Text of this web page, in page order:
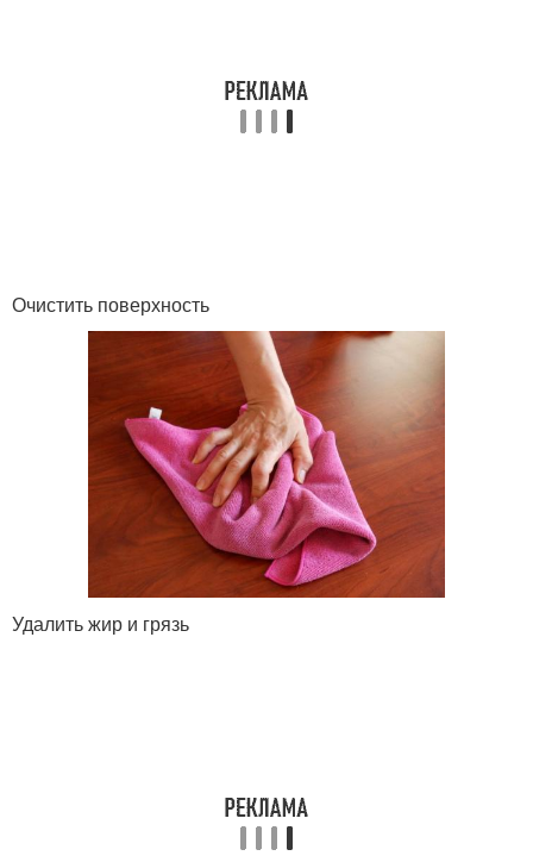
Очистить поверхность
Удалить жир и грязь